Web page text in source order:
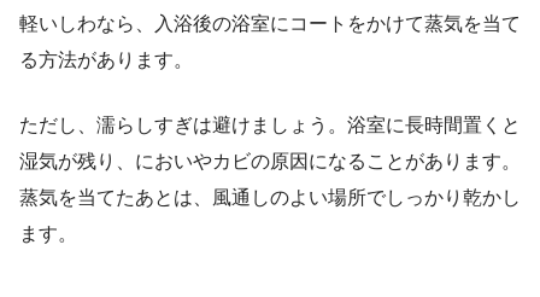
軽いしわなら、入浴後の浴室にコートをかけて蒸気を当て
る方法があります。
ただし、濡らしすぎは避けましょう。浴室に長時間置くと
湿気が残り、においやカビの原因になることがあります。
蒸気を当てたあとは、風通しのよい場所でしっかり乾かし
ます。